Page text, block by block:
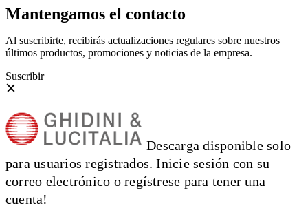
Mantengamos el contacto
Al suscribirte, recibirás actualizaciones regulares sobre nuestros
últimos productos, promociones y noticias de la empresa.
Suscribir
Descarga disponible solo
para usuarios registrados. Inicie sesión con su
correo electrónico o regístrese para tener una
cuenta!